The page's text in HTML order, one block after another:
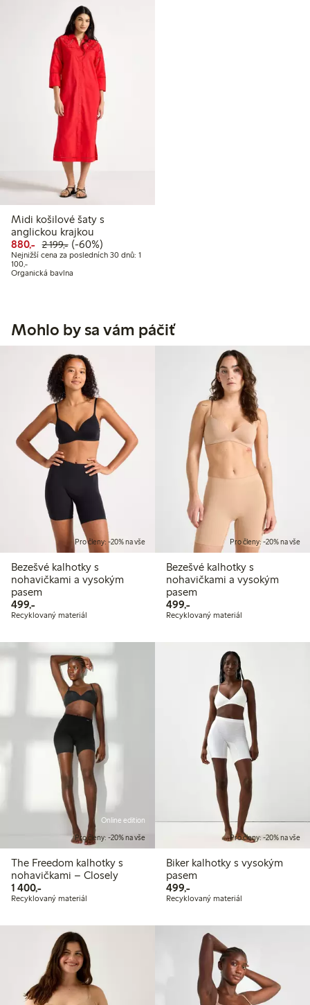
Midi košilové šaty s
anglickou krajkou
880,- Snížená cena: 880,00 Kč
2 199,-Běžná cena: 2 199,00 Kč
60% sleva
(-60%)
Nejnižší cena za posledních 30 dnů: 1
100,-Nejnižší cena za posledních 30 dnů: 1 100,00 Kč
Organická bavlna
Mohlo by sa vám páčiť
Pro členy: -20% na vše
Bezešvé kalhotky s
nohavičkami a vysokým
pasem
499,-499,00 Kč
Recyklovaný materiál
Pro členy: -20% na vše
Bezešvé kalhotky s
nohavičkami a vysokým
pasem
499,-499,00 Kč
Recyklovaný materiál
Online edition
Pro členy: -20% na vše
The Freedom kalhotky s
nohavičkami – Closely
1 400,-1 400,00 Kč
Recyklovaný materiál
Pro členy: -20% na vše
Biker kalhotky s vysokým
pasem
499,-499,00 Kč
Recyklovaný materiál